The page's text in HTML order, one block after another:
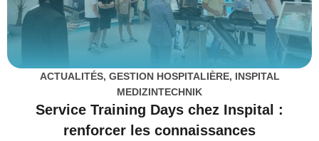
ACTUALITÉS, GESTION HOSPITALIÈRE, INSPITAL
MEDIZINTECHNIK
Service Training Days chez Inspital :
renforcer les connaissances